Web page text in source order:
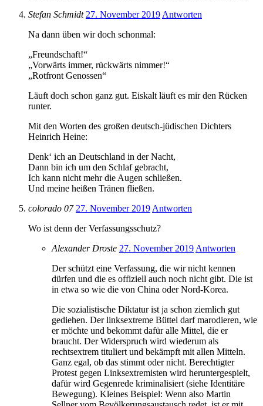
Stefan Schmidt 27. November 2019 Antworten
Na dann üben wir doch schonmal:
„Freundschaft!“
„Vorwärts immer, rückwärts nimmer!“
„Rotfront Genossen“
Läuft doch schon ganz gut. Eiskalt läuft es mir den Rücken
runter.
Mit den Worten des großen deutsch-jüdischen Dichters
Heinrich Heine:
Denk‘ ich an Deutschland in der Nacht,
Dann bin ich um den Schlaf gebracht,
Ich kann nicht mehr die Augen schließen.
Und meine heißen Tränen fließen.
colorado 07 27. November 2019 Antworten
Wo ist denn der Verfassungsschutz?
Alexander Droste 27. November 2019 Antworten
Der schützt eine Verfassung, die wir nicht kennen
dürfen und die es offiziell auch noch nicht gibt. Die ist
in etwa so wie die von China oder Nord-Korea.
Die sozialistische Diktatur ist ja schon ziemlich gut
gediehen. Der linksextreme Büttel darf marodieren, wie
er möchte und bekommt dafür alle Mittel, die er
braucht. Der Widerspruch wird wiederum als
rechtsextrem tituliert und bekämpft mit allen Mitteln.
Ganz egal, ob das stimmt oder nicht. Berechtigter
Protest gegen Linksextremisten wird heruntergespielt,
dafür wird Gegenrede kriminalisiert (siehe Identitäre
Bewegung). Kleines Beispiel: Wenn also Martin